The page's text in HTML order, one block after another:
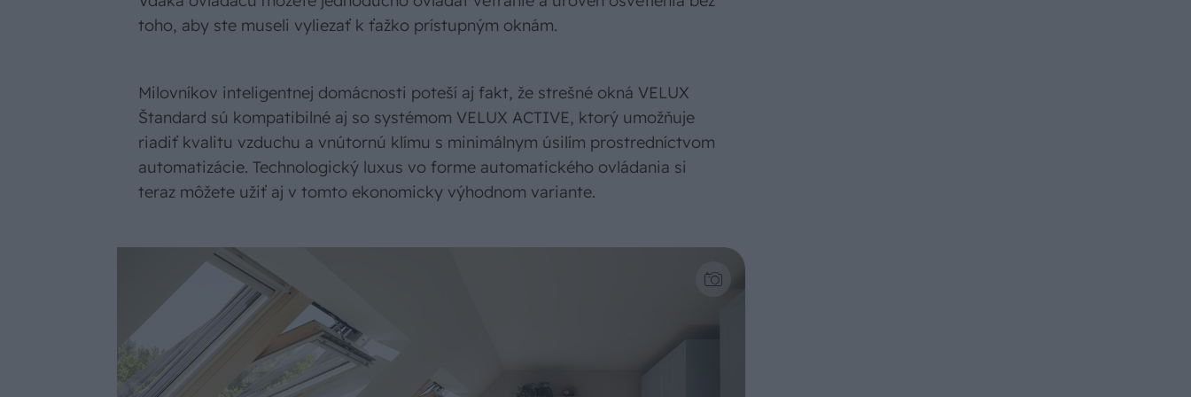
toho, aby ste museli vyliezať k ťažko prístupným oknám.
Milovníkov inteligentnej domácnosti poteší aj fakt, že strešné okná VELUX
Štandard sú kompatibilné aj so systémom VELUX ACTIVE, ktorý umožňuje
riadiť kvalitu vzduchu a vnútornú klímu s minimálnym úsilím prostredníctvom
automatizácie. Technologický luxus vo forme automatického ovládania si
teraz môžete užiť aj v tomto ekonomicky výhodnom variante.